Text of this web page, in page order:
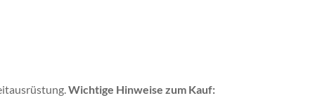
Wichtige Hinweise zum Kauf: